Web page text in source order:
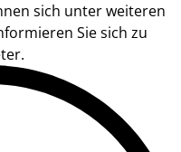
sich unter weiteren
Sie sich zu